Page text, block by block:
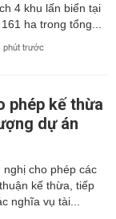
4 khu lấn biển tại
ha trong tổng...
phút trước
phép kế thừa
dự án
nghị cho phép các
kế thừa, tiếp
nghĩa vụ tài...